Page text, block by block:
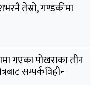
तेस्रो, गण्डकीमा
गएका पोखराका तीन
सम्पर्कविहीन